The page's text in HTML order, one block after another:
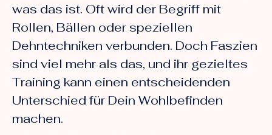
was das ist. Oft wird der Begriff mit
Rollen, Bällen oder speziellen
Dehntechniken verbunden. Doch Faszien
sind viel mehr als das, und ihr gezieltes
Training kann einen entscheidenden
Unterschied für Dein Wohlbefinden
machen.